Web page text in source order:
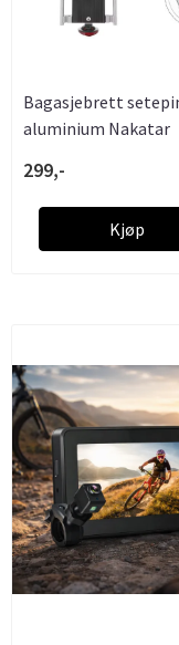
Bagasjebrett
aluminium Nakatar
299,-
Kjøp